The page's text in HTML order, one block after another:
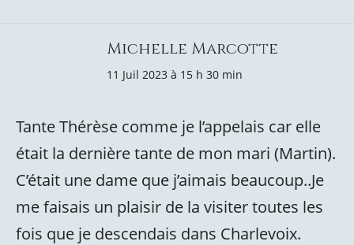
Michelle Marcotte
11 Juil 2023 à 15 h 30 min
Tante Thérèse comme je l’appelais car elle
était la dernière tante de mon mari (Martin).
C’était une dame que j’aimais beaucoup..Je
me faisais un plaisir de la visiter toutes les
fois que je descendais dans Charlevoix.